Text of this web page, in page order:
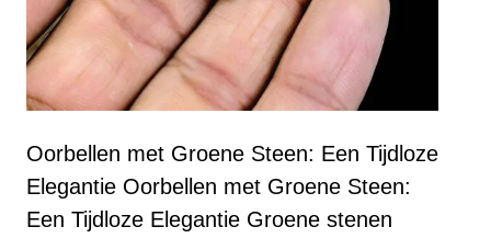
Oorbellen met Groene Steen: Een Tijdloze
Elegantie Oorbellen met Groene Steen:
Een Tijdloze Elegantie Groene stenen